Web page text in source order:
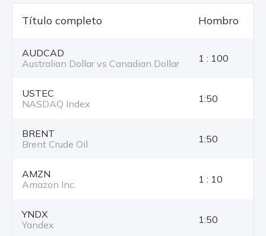
Título completo Hombro
AUDCAD
Australian Dollar vs Canadian Dollar
1 : 100
USTEC
NASDAQ Index
1:50
BRENT
Brent Crude Oil
1:50
AMZN
Amazon Inc.
1 : 10
YNDX
Yandex
1:50